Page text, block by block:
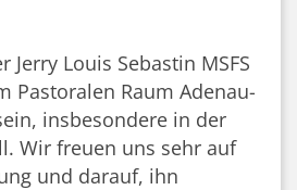
Jerry Louis Sebastin MSFS
Pastoralen Raum Adenau-
insbesondere in der
Wir freuen uns sehr auf
und darauf, ihn